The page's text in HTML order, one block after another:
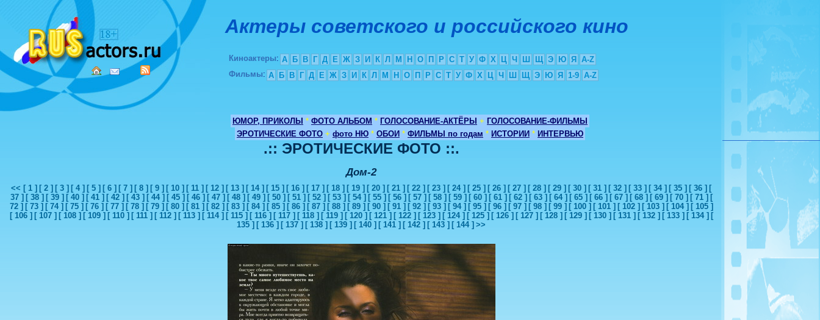
Актеры советского и российского кино
Киноактеры: А Б В Г Д Е Ж З И К Л М Н О П Р С Т У Ф Х Ц Ч Ш Щ Э Ю Я
A-Z
Фильмы: А Б В Г Д Е Ж З И К Л М Н О П Р С Т У Ф Х Ц Ч Ш Щ Э Ю Я 1-9 A-Z
ЮМОР, ПРИКОЛЫ * ФОТО АЛЬБОМ * ГОЛОСОВАНИЕ-АКТЁРЫ + ГОЛОСОВАНИЕ-ФИЛЬМЫ
ЭРОТИЧЕСКИЕ ФОТО + фото НЮ * ОБОИ * ФИЛЬМЫ по годам * ИСТОРИИ * ИНТЕРВЬЮ
.:: ЭРОТИЧЕСКИЕ ФОТО ::.
Дом-2
<< [ 1 ] [ 2 ] [ 3 ] [ 4 ] [ 5 ] [ 6 ] [ 7 ] [ 8 ] [ 9 ] [ 10 ] [ 11 ] [ 12 ] [ 13 ] [ 14 ] [ 15 ] [ 16 ] [ 17 ] [ 18 ] [ 19 ] [ 20 ] [ 21 ] [ 22 ] [ 23 ] [ 24 ] [ 25 ] [ 26 ] [ 27 ] [ 28 ] [ 29 ] [ 30 ] [ 31 ] [ 32 ] [ 33 ] [ 34 ] [ 35 ] [ 36 ] [
37 ] [ 38 ] [ 39 ] [ 40 ] [ 41 ] [ 42 ] [ 43 ] [ 44 ] [ 45 ] [ 46 ] [ 47 ] [ 48 ] [ 49 ] [ 50 ] [ 51 ] [ 52 ] [ 53 ] [ 54 ] [ 55 ] [ 56 ] [ 57 ] [ 58 ] [ 59 ] [ 60 ] [ 61 ] [ 62 ] [ 63 ] [ 64 ] [ 65 ] [ 66 ] [ 67 ] [ 68 ] [ 69 ] [ 70 ] [ 71 ] [
72 ] [ 73 ] [ 74 ] [ 75 ] [ 76 ] [ 77 ] [ 78 ] [ 79 ] [ 80 ] [ 81 ] [ 82 ] [ 83 ] [ 84 ] [ 85 ] [ 86 ] [ 87 ] [ 88 ] [ 89 ] [ 90 ] [ 91 ] [ 92 ] [ 93 ] [ 94 ] [ 95 ] [ 96 ] [ 97 ] [ 98 ] [ 99 ] [ 100 ] [ 101 ] [ 102 ] [ 103 ] [ 104 ] [ 105 ]
[ 106 ] [ 107 ] [ 108 ] [ 109 ] [ 110 ] [ 111 ] [ 112 ] [ 113 ] [ 114 ] [ 115 ] [ 116 ] [ 117 ] [ 118 ] [ 119 ] [ 120 ] [ 121 ] [ 122 ] [ 123 ] [ 124 ] [ 125 ] [ 126 ] [ 127 ] [ 128 ] [ 129 ] [ 130 ] [ 131 ] [ 132 ] [ 133 ] [ 134 ] [
135 ] [ 136 ] [ 137 ] [ 138 ] [ 139 ] [ 140 ] [ 141 ] [ 142 ] [ 143 ] [ 144 ] >>